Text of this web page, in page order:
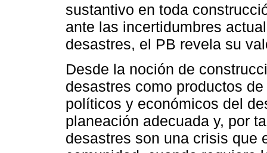
sustantivo en toda
ante las incertidumbres
desastres, el PB revela su
Desde la noción de
desastres como productos
políticos y económicos del
planeación adecuada y, por
desastres son una crisis que